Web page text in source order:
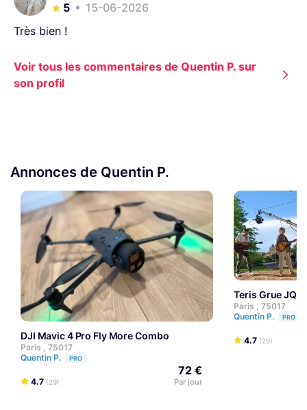
5
15-06-2026
Très bien !
Voir tous les commentaires de Quentin P. sur
son profil
Annonces de Quentin P.
DJI Mavic 4 Pro Fly More Combo
Paris , 75017
Quentin P.
PRO
4.7 (29)
72 €
Par jour
Teris Grue
Paris , 75017
Quentin P.
PRO
4.7 (29)